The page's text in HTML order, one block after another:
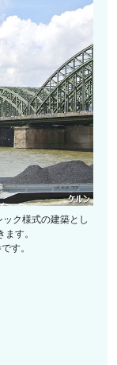
ク様式の建築とし
す。
す。